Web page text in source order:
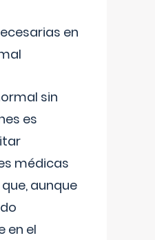
en
sin
es
médicas
aunque
en el